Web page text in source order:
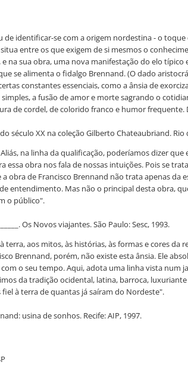
identificar-se com a origem nordestina - o
entre os que exigem de si mesmos o
na sua obra, uma nova manifestação do elo
se alimenta o fidalgo Brennand. (O dado
constantes essenciais, como a ânsia de
a fusão de amor e morte sagrando o
de cordel, de colorido franco e humor
século XX na coleção Gilberto Chateaubriand. Rio
na linha da qualificação, poderíamos dizer
essa obra nos fala de nossas intuições. Pois se
obra de Francisco Brennand não trata apenas
entendimento. Mas não o principal desta obra,
o público".
Os Novos viajantes. São Paulo: Sesc, 1993.
aos mitos, às histórias, às formas e cores
Brennand, porém, não existe esta ânsia. Ele
o seu tempo. Aqui, adota uma linha vista
da tradição ocidental, latina, barroca,
à terra de quantas já saíram do Nordeste".
usina de sonhos. Recife: AIP, 1997.